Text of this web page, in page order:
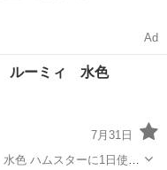
Ad
ルーミィ 水色
7月31日
ハムスターに1日使用